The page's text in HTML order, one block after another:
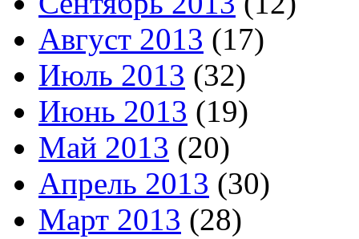
Август 2013 (17)
Июль 2013 (32)
Июнь 2013 (19)
Май 2013 (20)
Апрель 2013 (30)
Март 2013 (28)